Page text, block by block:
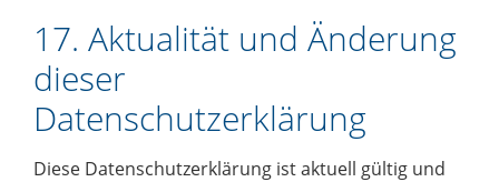
17. Aktualität und Änderung
dieser
Datenschutzerklärung
Diese Datenschutzerklärung ist aktuell gültig und